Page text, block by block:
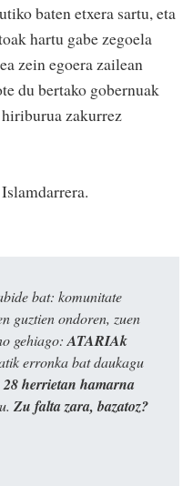
baten etxera sartu, eta
hartu gabe zegoela
zein egoera zailean
du bertako gobernuak
zakurrez
bat: komunitate
guztien ondoren, zuen
gehiago: ATARIAk
erronka bat daukagu
herrietan hamarna
Zu falta zara, bazatoz?